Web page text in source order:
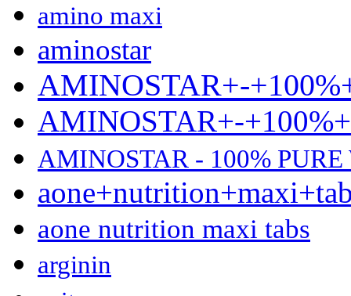
amino maxi
aminostar
AMINOSTAR+-
AMINOSTAR+-
AMINOSTAR - 100%
aone nutrition maxi tabs
arginin